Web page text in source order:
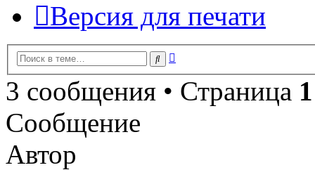
Версия для печати
Поиск
3 сообщения • Страница 1
Сообщение
Автор